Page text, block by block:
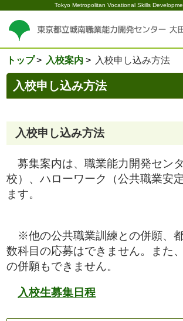
Tokyo Metropolitan Vocational Skills
トップ 入校案内 入校申し込み方法
入校申し込み方法
入校申し込み方法
募集案内は、職業能力開発セン
校）、ハローワーク（公共職業安
ます。
※他の公共職業訓練との併願、
数科目の応募はできません。また
の併願もできません。
入校生募集日程